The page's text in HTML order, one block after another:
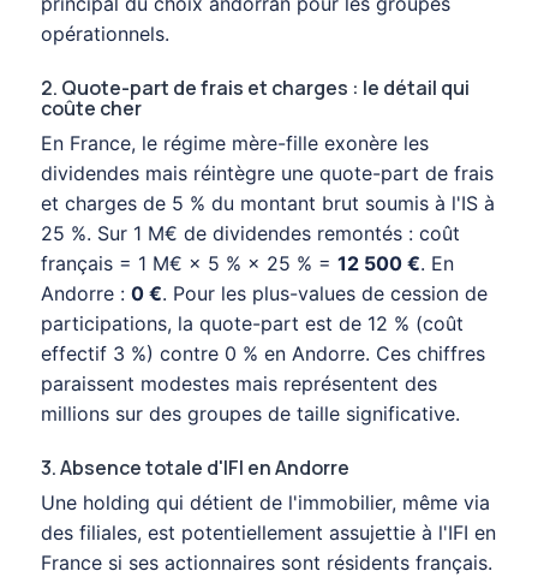
opérationnels.
2. Quote-part de frais et charges : le détail qui
coûte cher
En France, le régime mère-fille exonère les
dividendes mais réintègre une quote-part de frais
et charges de 5 % du montant brut soumis à l'IS à
25 %. Sur 1 M€ de dividendes remontés : coût
français = 1 M€ × 5 % × 25 % = 12 500 €. En
Andorre : 0 €. Pour les plus-values de cession de
participations, la quote-part est de 12 % (coût
effectif 3 %) contre 0 % en Andorre. Ces chiffres
paraissent modestes mais représentent des
millions sur des groupes de taille significative.
3. Absence totale d'IFI en Andorre
Une holding qui détient de l'immobilier, même via
des filiales, est potentiellement assujettie à l'IFI en
France si ses actionnaires sont résidents français.